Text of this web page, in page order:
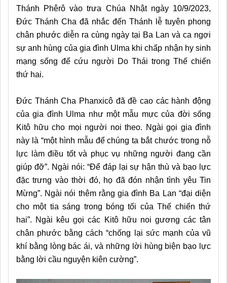
Thánh Phêrô vào trưa Chúa Nhật ngày 10/9/2023,
Đức Thánh Cha đã nhắc đến Thánh lễ tuyên phong
chân phước diễn ra cùng ngày tại Ba Lan và ca ngợi
sự anh hùng của gia đình Ulma khi chấp nhận hy sinh
mạng sống để cứu người Do Thái trong Thế chiến
thứ hai.
Đức Thánh Cha Phanxicô đã đề cao các hành động
của gia đình Ulma như một mẫu mực của đời sống
Kitô hữu cho mọi người noi theo. Ngài gọi gia đình
này là “một hình mẫu để chúng ta bắt chước trong nỗ
lực làm điều tốt và phục vụ những người đang cần
giúp đỡ”. Ngài nói: “Để đáp lại sự hận thù và bạo lực
đặc trưng vào thời đó, họ đã đón nhận tình yêu Tin
Mừng”. Ngài nói thêm rằng gia đình Ba Lan “đại diện
cho một tia sáng trong bóng tối của Thế chiến thứ
hai”. Ngài kêu gọi các Kitô hữu noi gương các tân
chân phước bằng cách “chống lại sức mạnh của vũ
khí bằng lòng bác ái, và những lời hùng biện bạo lực
bằng lời cầu nguyện kiên cường”.